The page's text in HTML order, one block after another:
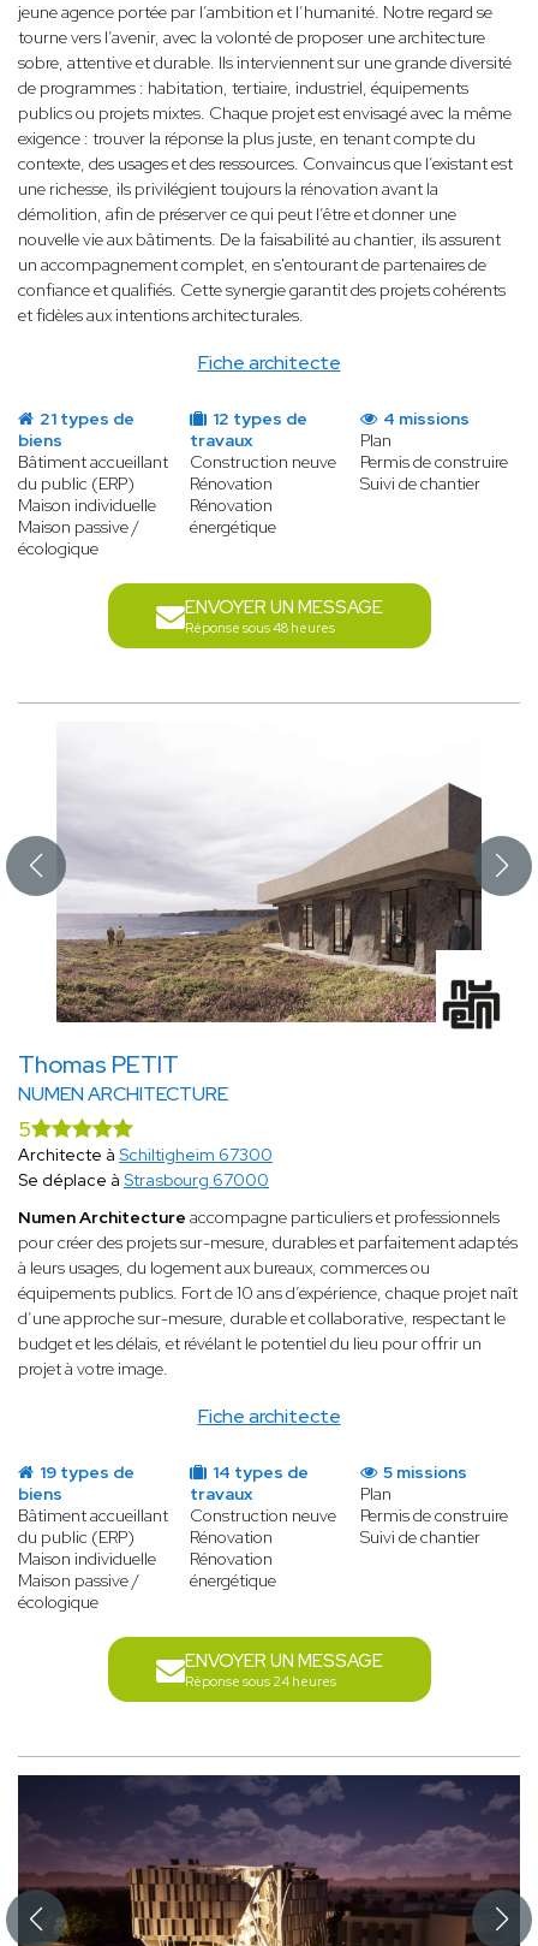
Fiche architecte
jeune agence portée par l’ambition et l’humanité. Notre regard se
tourne vers l’avenir, avec la volonté de proposer une architecture
sobre, attentive et durable. Ils interviennent sur une grande diversité
de programmes : habitation, tertiaire, industriel, équipements
publics ou projets mixtes. Chaque projet est envisagé avec la même
exigence : trouver la réponse la plus juste, en tenant compte du
contexte, des usages et des ressources. Convaincus que l’existant est
une richesse, ils privilégient toujours la rénovation avant la
démolition, afin de préserver ce qui peut l’être et donner une
nouvelle vie aux bâtiments. De la faisabilité au chantier, ils assurent
un accompagnement complet, en s'entourant de partenaires de
confiance et qualifiés. Cette synergie garantit des projets cohérents
et fidèles aux intentions architecturales.
21 types de
biens
Bâtiment accueillant
du public (ERP)
Maison individuelle
Maison passive /
écologique
12 types de
travaux
Construction neuve
Rénovation
Rénovation
énergétique
4 missions
Plan
Permis de construire
Suivi de chantier
ENVOYER UN MESSAGE
Réponse sous 48 heures
Thomas PETIT
NUMEN ARCHITECTURE
Fiche architecte
5
Architecte à Schiltigheim 67300
Se déplace à Strasbourg 67000
Numen Architecture accompagne particuliers et professionnels
pour créer des projets sur-mesure, durables et parfaitement adaptés
à leurs usages, du logement aux bureaux, commerces ou
équipements publics. Fort de 10 ans d’expérience, chaque projet naît
d’une approche sur-mesure, durable et collaborative, respectant le
budget et les délais, et révélant le potentiel du lieu pour offrir un
projet à votre image.
19 types de
biens
Bâtiment accueillant
du public (ERP)
Maison individuelle
Maison passive /
écologique
14 types de
travaux
Construction neuve
Rénovation
Rénovation
énergétique
5 missions
Plan
Permis de construire
Suivi de chantier
ENVOYER UN MESSAGE
Réponse sous 24 heures